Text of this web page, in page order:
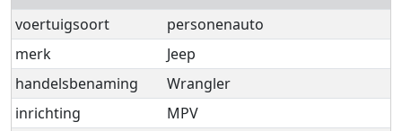
voertuigsoort
personenauto
merk
Jeep
handelsbenaming
Wrangler
inrichting
MPV